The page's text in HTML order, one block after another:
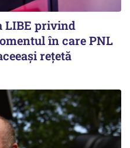
LIBE privind
în care PNL
rețetă